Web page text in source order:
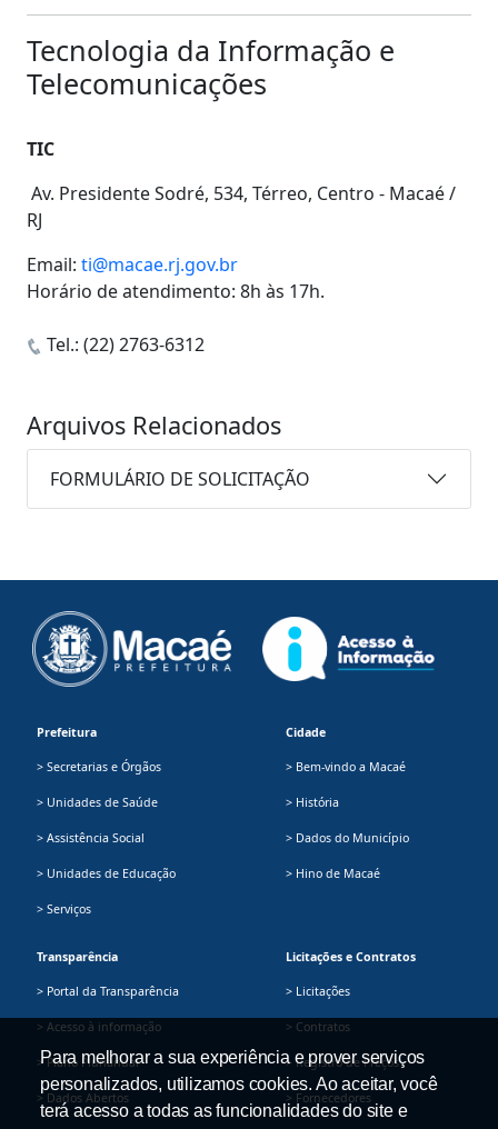
Tecnologia da Informação e
Telecomunicações
TIC
Av. Presidente Sodré, 534, Térreo, Centro - Macaé /
RJ
Email: ti@macae.rj.gov.br
Horário de atendimento: 8h às 17h.
Tel.: (22) 2763-6312
Arquivos Relacionados
FORMULÁRIO DE SOLICITAÇÃO
Prefeitura
> Secretarias e Órgãos
> Unidades de Saúde
> Assistência Social
> Unidades de Educação
> Serviços
Cidade
> Bem-vindo a Macaé
> História
> Dados do Município
> Hino de Macaé
Transparência
> Portal da Transparência
> Acesso à informação
> Plano Plurianual
> Dados Abertos
Licitações e Contratos
> Licitações
> Contratos
> Registro de Preços
> Fornecedores
Para melhorar a sua experiência e prover serviços
personalizados, utilizamos cookies. Ao aceitar, você
terá acesso a todas as funcionalidades do site e